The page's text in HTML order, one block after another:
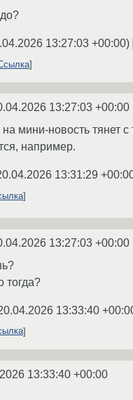
13:27:03 +00:00)
13:27:03 +00:00
мини-новость тянет
например.
13:31:29
13:27:03 +00:00
тогда?
13:33:40
13:33:40 +00:00